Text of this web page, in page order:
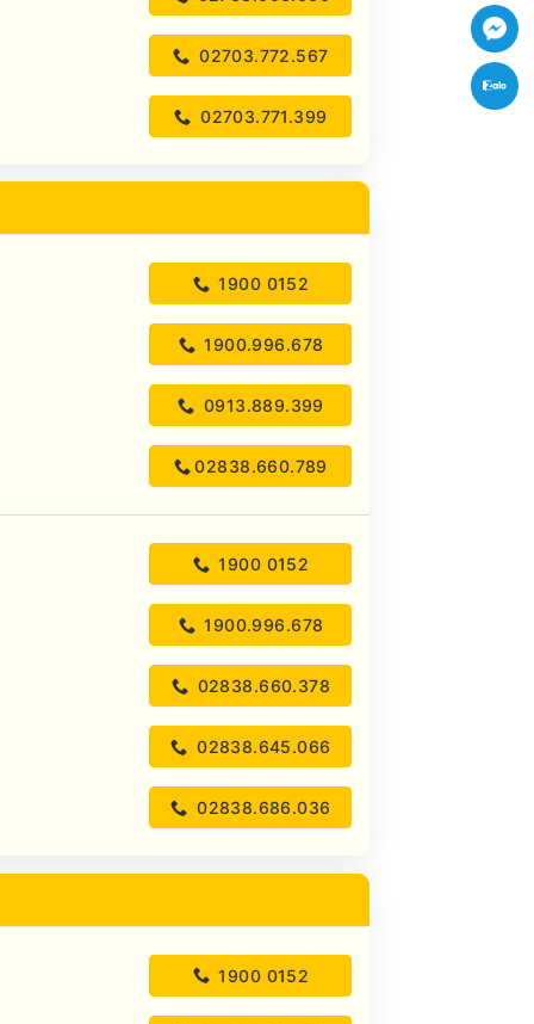
02703.772.567
02703.771.399
1900 0152
1900.996.678
0913.889.399
02838.660.789
1900 0152
1900.996.678
02838.660.378
02838.645.066
02838.686.036
1900 0152